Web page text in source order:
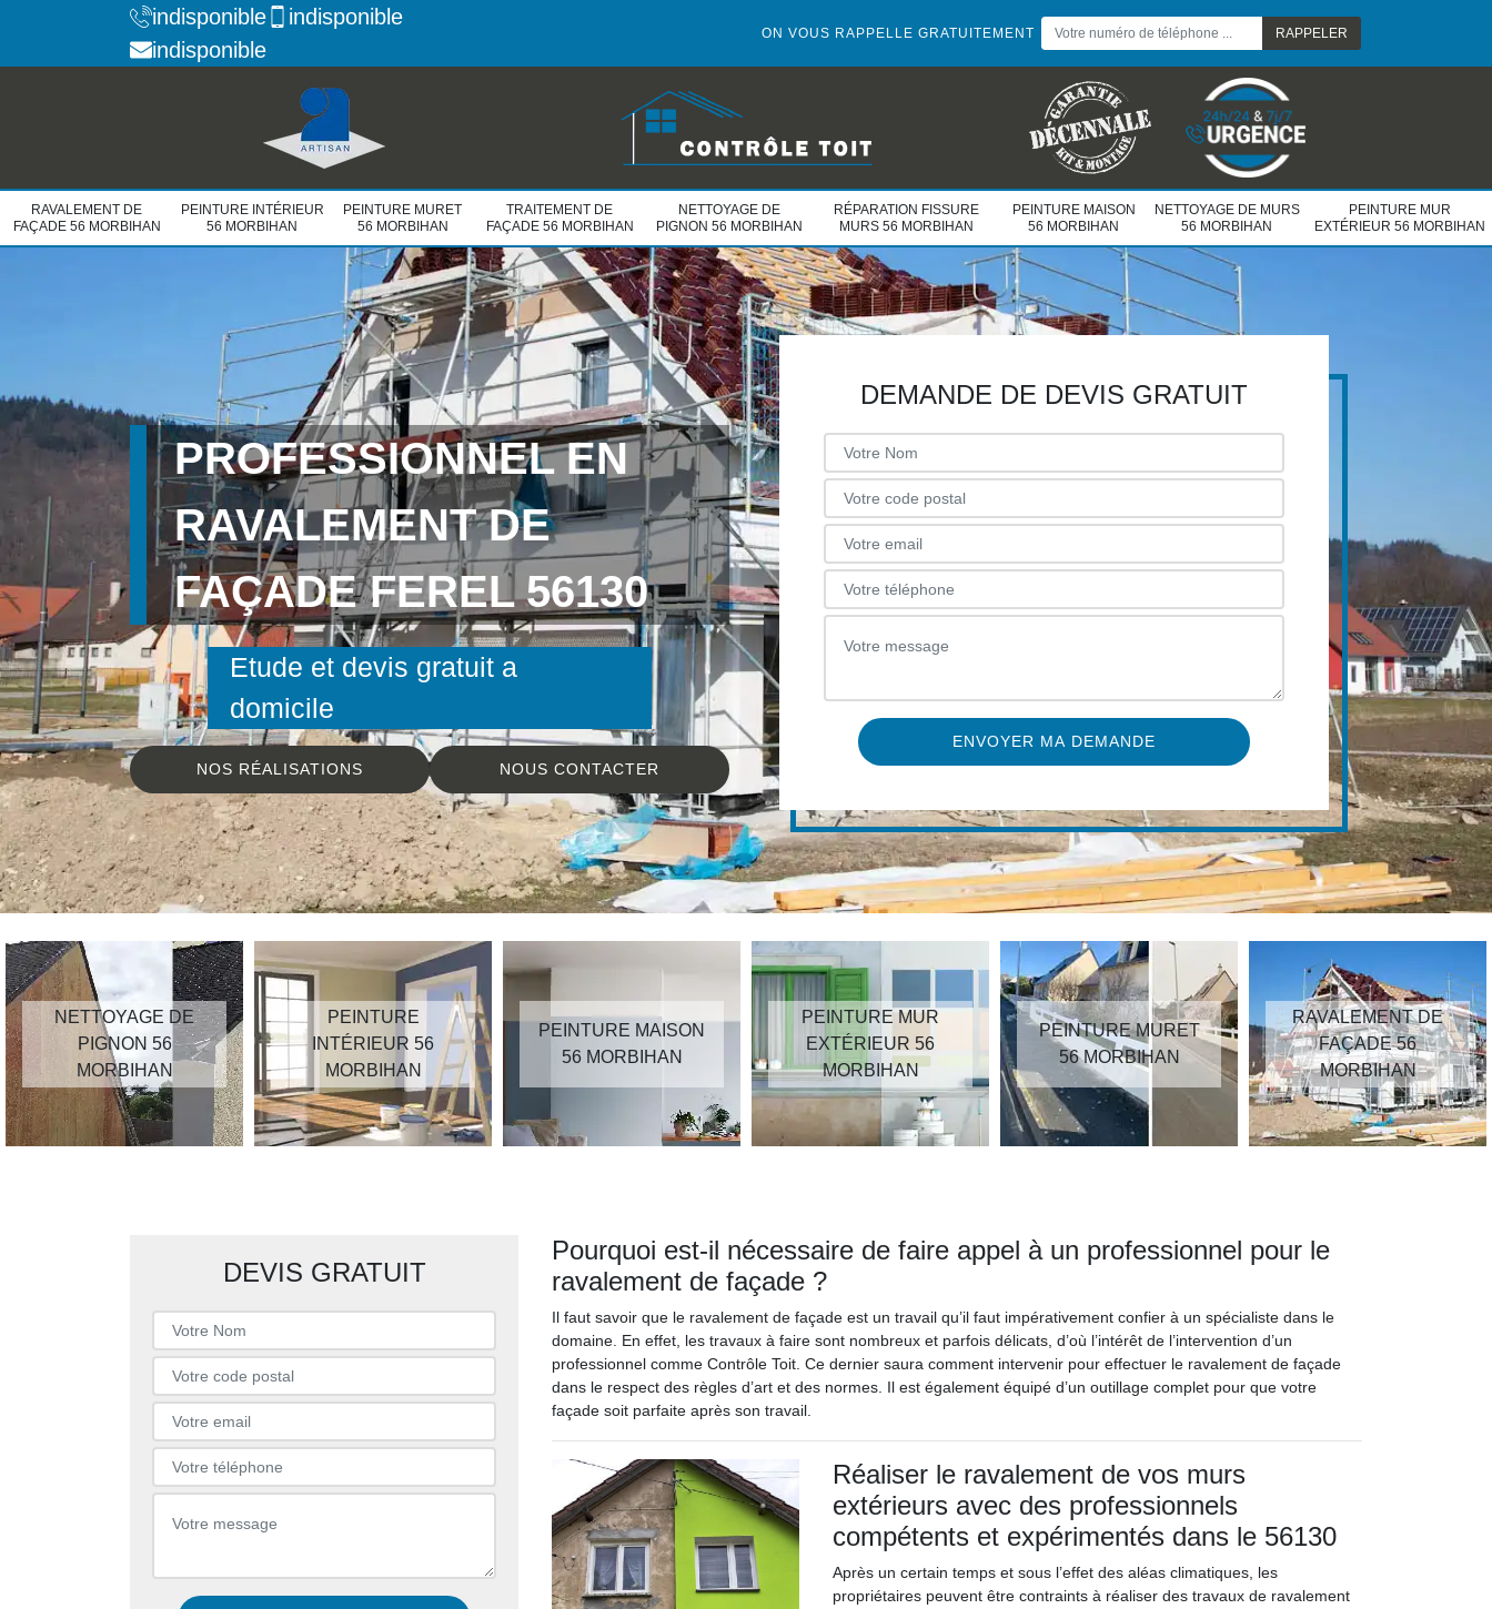
indisponible
indisponible
indisponible
ON VOUS RAPPELLE GRATUITEMENT
RAVALEMENT DE
FAÇADE 56 MORBIHAN
PEINTURE INTÉRIEUR
56 MORBIHAN
PEINTURE MURET
56 MORBIHAN
TRAITEMENT DE
FAÇADE 56 MORBIHAN
NETTOYAGE DE
PIGNON 56 MORBIHAN
RÉPARATION FISSURE
MURS 56 MORBIHAN
PEINTURE MAISON
56 MORBIHAN
NETTOYAGE DE MURS
56 MORBIHAN
PEINTURE MUR
EXTÉRIEUR 56 MORBIHAN
PROFESSIONNEL EN
RAVALEMENT DE
FAÇADE FEREL 56130
Etude et devis gratuit a
domicile
NOS RÉALISATIONS NOUS CONTACTER
DEMANDE DE DEVIS GRATUIT
NETTOYAGE DE
PIGNON 56
MORBIHAN
PEINTURE
INTÉRIEUR 56
MORBIHAN
PEINTURE MAISON
56 MORBIHAN
PEINTURE MUR
EXTÉRIEUR 56
MORBIHAN
PEINTURE MURET
56 MORBIHAN
RAVALEMENT DE
FAÇADE 56
MORBIHAN
DEVIS GRATUIT
Pourquoi est-il nécessaire de faire appel à un professionnel pour le
ravalement de façade ?
Il faut savoir que le ravalement de façade est un travail qu’il faut impérativement confier à un spécialiste dans le
domaine. En effet, les travaux à faire sont nombreux et parfois délicats, d’où l’intérêt de l’intervention d’un
professionnel comme Contrôle Toit. Ce dernier saura comment intervenir pour effectuer le ravalement de façade
dans le respect des règles d’art et des normes. Il est également équipé d’un outillage complet pour que votre
façade soit parfaite après son travail.
Réaliser le ravalement de vos murs
extérieurs avec des professionnels
compétents et expérimentés dans le 56130
Après un certain temps et sous l’effet des aléas climatiques, les
propriétaires peuvent être contraints à réaliser des travaux de ravalement